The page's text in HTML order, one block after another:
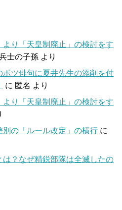
り「天皇制廃止」の検討をす
士の子孫 より
ツ俳句に夏井先生の添削を付
に 匿名 より
り「天皇制廃止」の検討をす
別の「ルール改定」の横行 に
は？なぜ精鋭部隊は全滅したの